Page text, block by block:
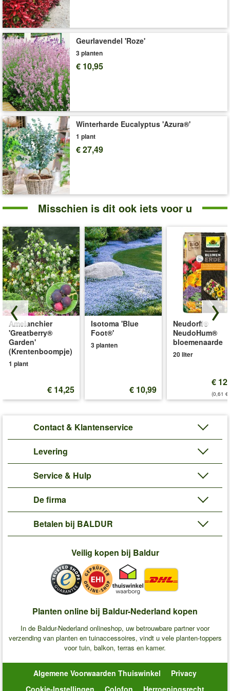
Geurlavendel 'Roze'
3 planten
€ 10,95
Winterharde Eucalyptus 'Azura®'
1 plant
€ 27,49
Misschien is dit ook iets voor u
Amelanchier
'Greatberry®
Garden'
(Krentenboompje)
1 plant
€ 14,25
Isotoma 'Blue
Foot®'
3 planten
€ 10,99
Neudorff®
NeudoHum®
bloemenaarde
20 liter
€
(0,61
Contact & Klantenservice
Levering
Service & Hulp
De firma
Betalen bij BALDUR
Veilig kopen bij Baldur
Planten online bij Baldur-Nederland kopen
In de Baldur-Nederland onlineshop, uw betrouwbare partner voor
verzending van planten en tuinaccessoires, vindt u vele planten-toppers
voor tuin, balkon, terras en kamer.
Algemene Voorwaarden Thuiswinkel
Privacy
Cookie-Instellingen
Colofon Herroepingsrecht